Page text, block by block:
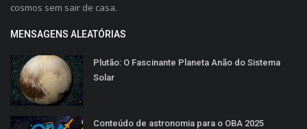
cosmos sem sair de casa.
MENSAGENS ALEATÓRIAS
Plutão: O Fascinante Planeta Anão do Sistema
Solar
Conteúdo de astronomia para o OBA 2025